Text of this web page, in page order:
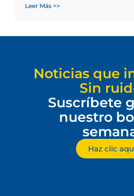
Leer Más >>
Noticias que
Sin
Suscríbete
nuestro
Haz clic